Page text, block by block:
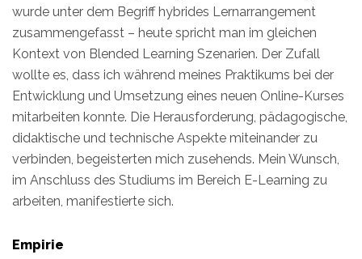
wurde unter dem Begriff hybrides Lernarrangement
zusammengefasst – heute spricht man im gleichen
Kontext von Blended Learning Szenarien. Der Zufall
wollte es, dass ich während meines Praktikums bei der
Entwicklung und Umsetzung eines neuen Online-Kurses
mitarbeiten konnte. Die Herausforderung, pädagogische,
didaktische und technische Aspekte miteinander zu
verbinden, begeisterten mich zusehends. Mein Wunsch,
im Anschluss des Studiums im Bereich E-Learning zu
arbeiten, manifestierte sich.
Empirie